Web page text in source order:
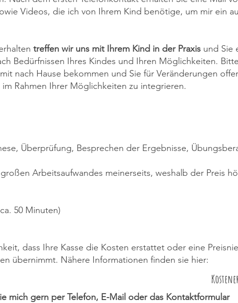
Videos, die ich von Ihrem Kind benötige, um mir ein
treffen wir uns mit Ihrem Kind in der Praxis und Sie
Bedürfnissen Ihres Kindes und Ihren Möglichkeiten.
nach Hause bekommen und Sie für Veränderungen
Rahmen Ihrer Möglichkeiten zu integrieren.
Überprüfung, Besprechen der Ergebnisse,
Arbeitsaufwandes meinerseits, weshalb der Preis
50 Minuten)
dass Ihre Kasse die Kosten erstattet oder eine
übernimmt. Nähere Informationen finden sie hier:
mich gern per Telefon, E-Mail oder das Kontaktformular